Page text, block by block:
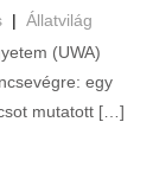
| Állatvilág
(UWA)
egy
mutatott […]